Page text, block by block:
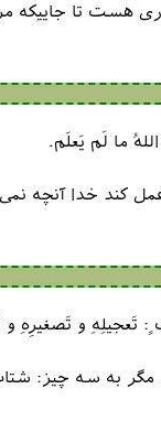
هست تا
ما لَم یَعلَم.
کند خدا آنچه نمی
ٍ: تَعجيلِهِ و تَصغيرِهِ و
مگر به سه چيز: